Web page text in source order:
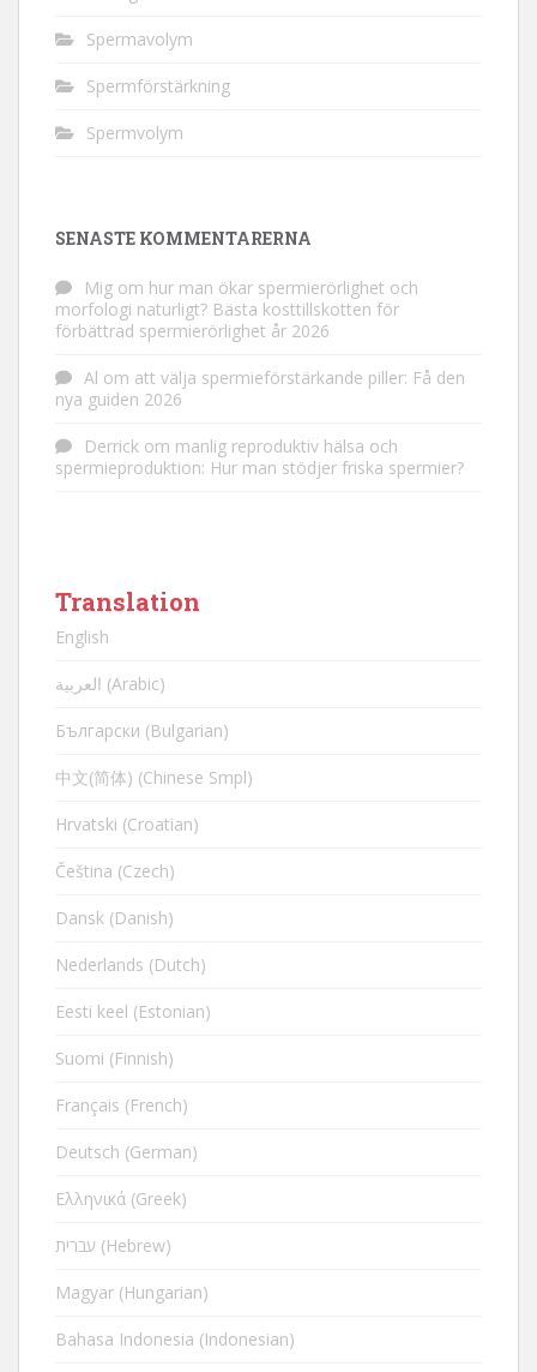
Spermavolym
Spermförstärkning
Spermvolym
SENASTE KOMMENTARERNA
Mig om hur man ökar spermierörlighet och
morfologi naturligt? Bästa kosttillskotten för
förbättrad spermierörlighet år 2026
Al om att välja spermieförstärkande piller: Få den
nya guiden 2026
Derrick om manlig reproduktiv hälsa och
spermieproduktion: Hur man stödjer friska spermier?
Translation
English
العربية (Arabic)
Български (Bulgarian)
中文(简体) (Chinese Smpl)
Hrvatski (Croatian)
Čeština (Czech)
Dansk (Danish)
Nederlands (Dutch)
Eesti keel (Estonian)
Suomi (Finnish)
Français (French)
Deutsch (German)
Ελληνικά (Greek)
עברית (Hebrew)
Magyar (Hungarian)
Bahasa Indonesia (Indonesian)